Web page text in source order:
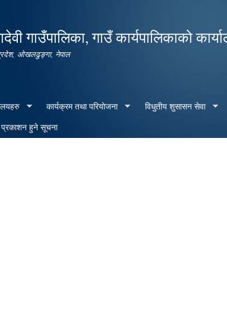
content
गाउँपालिका, गाउँ कार्यपालिकाको
ओखलढुङ्गा, नेपाल
कार्यक्रम तथा परियोजना विधुतीय शुसासन सेवा
हुने सूचना